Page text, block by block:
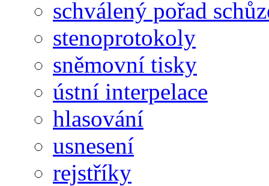
schválený pořad
stenoprotokoly
sněmovní tisky
ústní interpelace
hlasování
usnesení
rejstříky